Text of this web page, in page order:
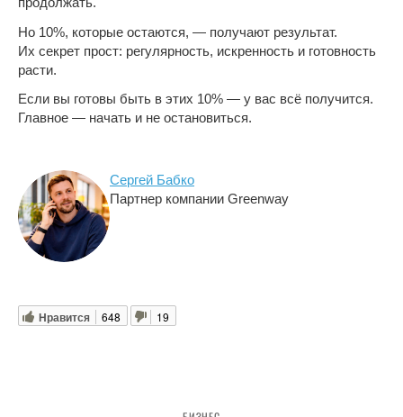
Но 10%, которые остаются, — получают результат.
Их секрет прост: регулярность, искренность и готовность
расти.
Если вы готовы быть в этих 10% — у вас всё получится.
Главное — начать и не остановиться.
Сергей Бабко
Партнер компании Greenway
Нравится 648 19